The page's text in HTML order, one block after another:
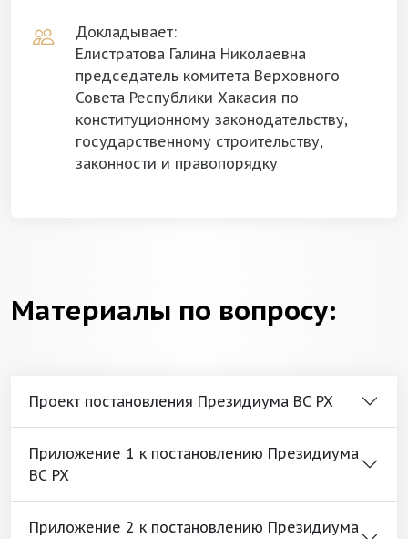
Докладывает:
Елистратова Галина Николаевна
председатель комитета Верховного
Совета Республики Хакасия по
конституционному законодательству,
государственному строительству,
законности и правопорядку
Материалы по вопросу:
Проект постановления Президиума ВС РХ
Приложение 1 к постановлению Президиума
ВС РХ
Приложение 2 к постановлению Президиума